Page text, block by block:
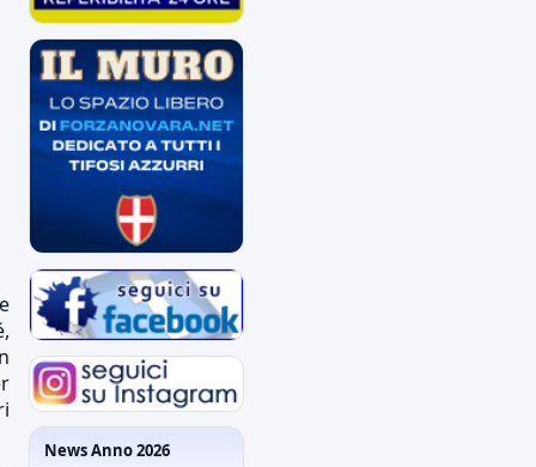
News Anno 2026